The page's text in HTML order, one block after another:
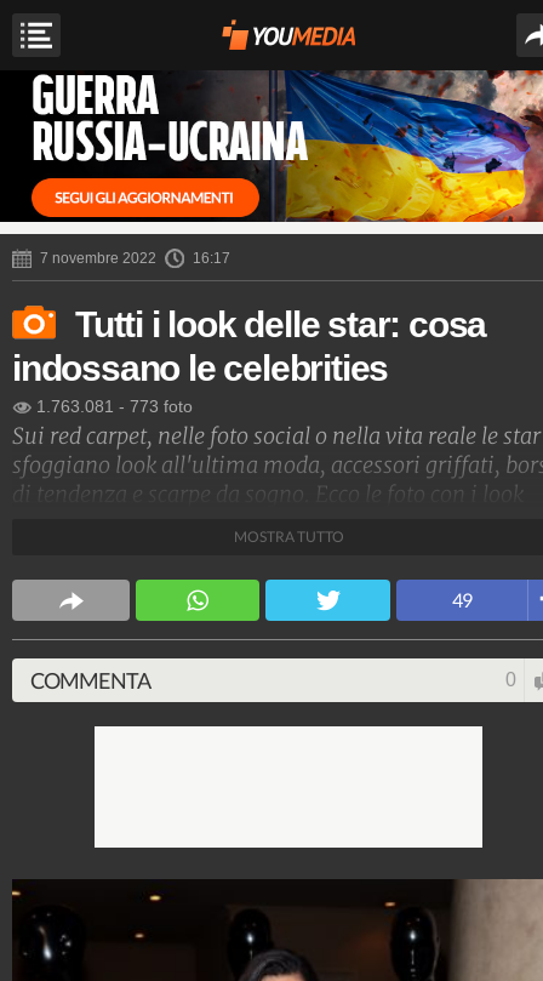
7 novembre 2022 16:17
Tutti i look delle star: cosa
indossano le celebrities
1.763.081 - 773 foto
Sui red carpet, nelle foto social o nella vita reale le star
sfoggiano look all'ultima moda, accessori griffati,
di tendenza e scarpe da sogno. Ecco le foto con i look
Stile e trend
1.515.108.467 1.957 video 138.074 foto
MOSTRA TUTTO
49
COMMENTA 0